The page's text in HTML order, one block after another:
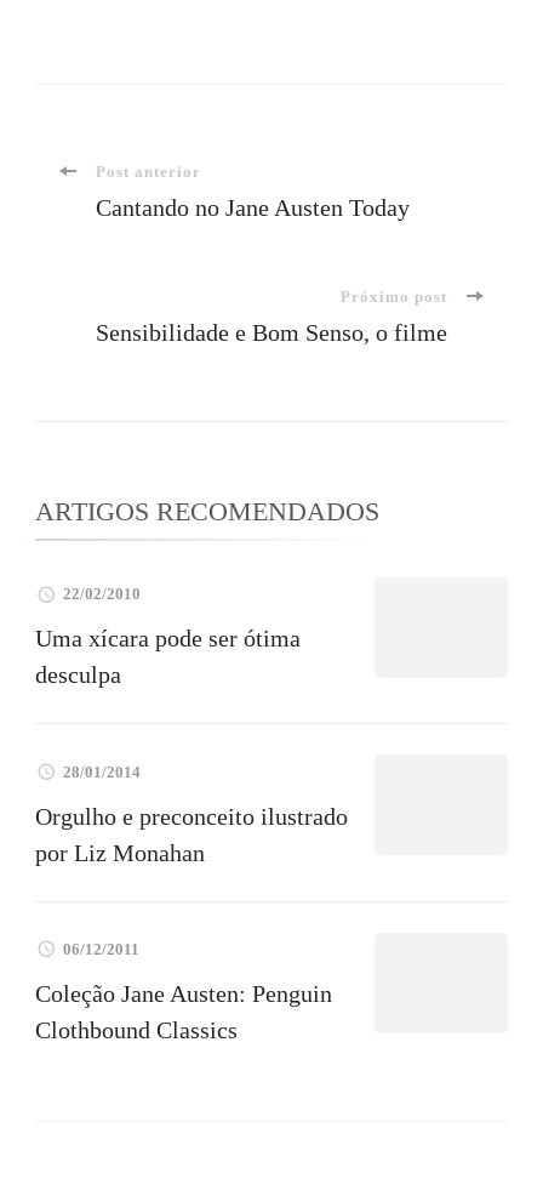
Navegação
post
Post anterior
Cantando no Jane Austen Today
Próximo post
Sensibilidade e Bom Senso, o filme
ARTIGOS RECOMENDADOS
22/02/2010
Uma xícara pode ser ótima
desculpa
28/01/2014
Orgulho e preconceito ilustrado
por Liz Monahan
06/12/2011
Coleção Jane Austen: Penguin
Clothbound Classics